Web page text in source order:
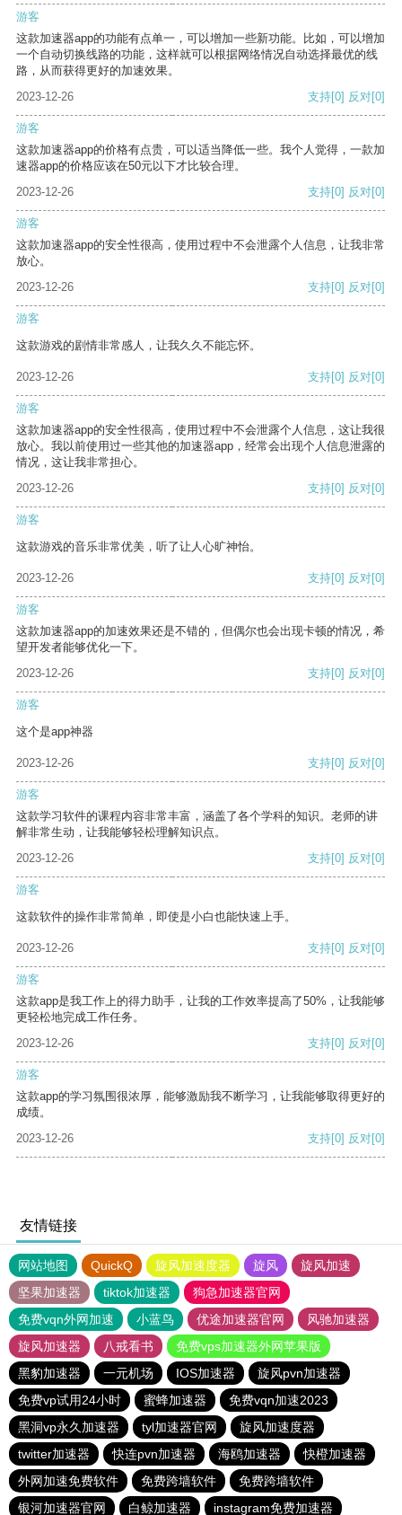
游客
这款加速器app的功能有点单一，可以增加一些新功能。比如，可以增加
一个自动切换线路的功能，这样就可以根据网络情况自动选择最优的线
路，从而获得更好的加速效果。
2023-12-26
支持[0] 反对[0]
游客
这款加速器app的价格有点贵，可以适当降低一些。我个人觉得，一款加
速器app的价格应该在50元以下才比较合理。
2023-12-26
支持[0] 反对[0]
游客
这款加速器app的安全性很高，使用过程中不会泄露个人信息，让我非常
放心。
2023-12-26
支持[0] 反对[0]
游客
这款游戏的剧情非常感人，让我久久不能忘怀。
2023-12-26 支持[0] 反对[0]
游客
这款加速器app的安全性很高，使用过程中不会泄露个人信息，这让我很
放心。我以前使用过一些其他的加速器app，经常会出现个人信息泄露的
情况，这让我非常担心。
2023-12-26
支持[0] 反对[0]
游客
这款游戏的音乐非常优美，听了让人心旷神怡。
2023-12-26 支持[0] 反对[0]
游客
这款加速器app的加速效果还是不错的，但偶尔也会出现卡顿的情况，希
望开发者能够优化一下。
2023-12-26
支持[0] 反对[0]
游客
这个是app神器
2023-12-26 支持[0] 反对[0]
游客
这款学习软件的课程内容非常丰富，涵盖了各个学科的知识。老师的讲
解非常生动，让我能够轻松理解知识点。
2023-12-26
支持[0] 反对[0]
游客
这款软件的操作非常简单，即使是小白也能快速上手。
2023-12-26 支持[0] 反对[0]
游客
这款app是我工作上的得力助手，让我的工作效率提高了50%，让我能够
更轻松地完成工作任务。
2023-12-26
支持[0] 反对[0]
游客
这款app的学习氛围很浓厚，能够激励我不断学习，让我能够取得更好的
成绩。
2023-12-26
支持[0] 反对[0]
友情链接
网站地图 QuickQ 旋风加速度器 旋风
旋风加速
坚果加速器
tiktok加速器
狗急加速器官网
免费vqn外网加速
小蓝鸟 优途加速器官网
风驰加速器
旋风加速器
八戒看书
免费vps加速器外网苹果版
黑豹加速器
一元机场 IOS加速器
旋风pvn加速器
免费vp试用24小时
蜜蜂加速器
免费vqn加速2023
黑洞vp永久加速器
tyl加速器官网
旋风加速度器
twitter加速器
快连pvn加速器 海鸥加速器
快橙加速器
外网加速免费软件
免费跨墙软件
免费跨墙软件
银河加速器官网
白鲸加速器 instagram免费加速器